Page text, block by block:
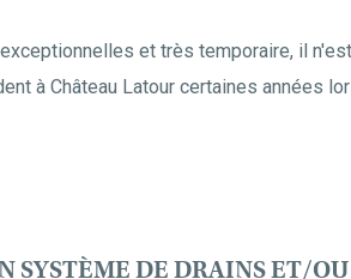
et très temporaire, il
à Château Latour certaines années
SYSTÈME DE DRAINS ET/